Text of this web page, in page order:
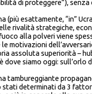
di proteggere”),
(più esattamente, “in”
rivalità strategiche,
alla polveri viene
motivazioni
assoluta superiorità –
dove siamo oggi:
tambureggiante
stati determinati da 3